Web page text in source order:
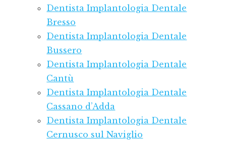
Dentista Implantologia Dentale
Bresso
Dentista Implantologia Dentale
Bussero
Dentista Implantologia Dentale
Cantù
Dentista Implantologia Dentale
Cassano d’Adda
Dentista Implantologia Dentale
Cernusco sul Naviglio